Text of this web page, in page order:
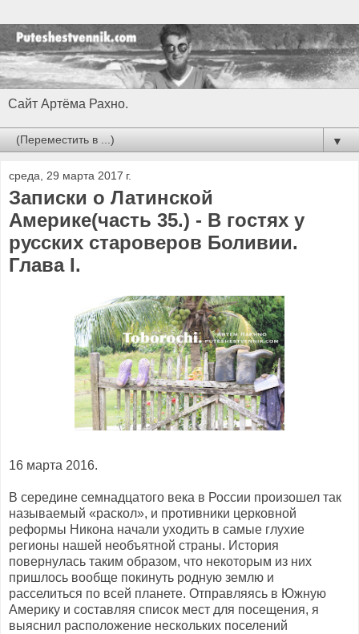
Сайт Артёма Рахно.
▼
среда, 29 марта 2017 г.
Записки о Латинской
Америке(часть 35.) - В гостях у
русских староверов Боливии.
Глава I.
16 марта 2016.
В середине семнадцатого века в России произошел так
называемый «раскол», и противники церковной
реформы Никона начали уходить в самые глухие
регионы нашей необъятной страны. История
повернулась таким образом, что некоторым из них
пришлось вообще покинуть родную землю и
расселиться по всей планете. Отправляясь в Южную
Америку и составляя список мест для посещения, я
выяснил расположение нескольких поселений